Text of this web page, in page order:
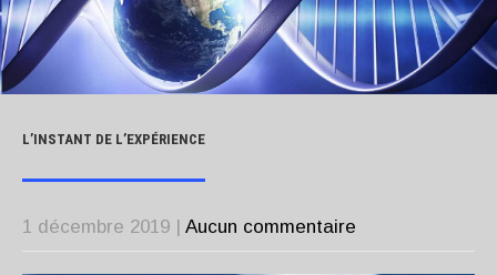
L’INSTANT DE L’EXPÉRIENCE
1 décembre 2019 Aucun commentaire